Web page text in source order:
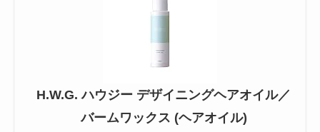
H.W.G. ハウジー デザイニングヘアオイル／
バームワックス (ヘアオイル)